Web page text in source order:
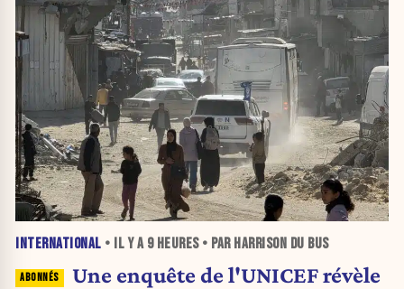
INTERNATIONAL • IL Y A 9 HEURES• PAR HARRISON DU BUS
Une enquête de l'UNICEF révèle